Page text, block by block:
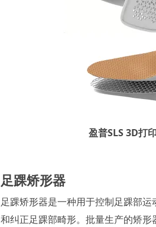
盈普SLS 3D打
足踝矫形器
足踝矫形器是一种用于控制足踝部
和纠正足踝部畸形。批量生产的矫